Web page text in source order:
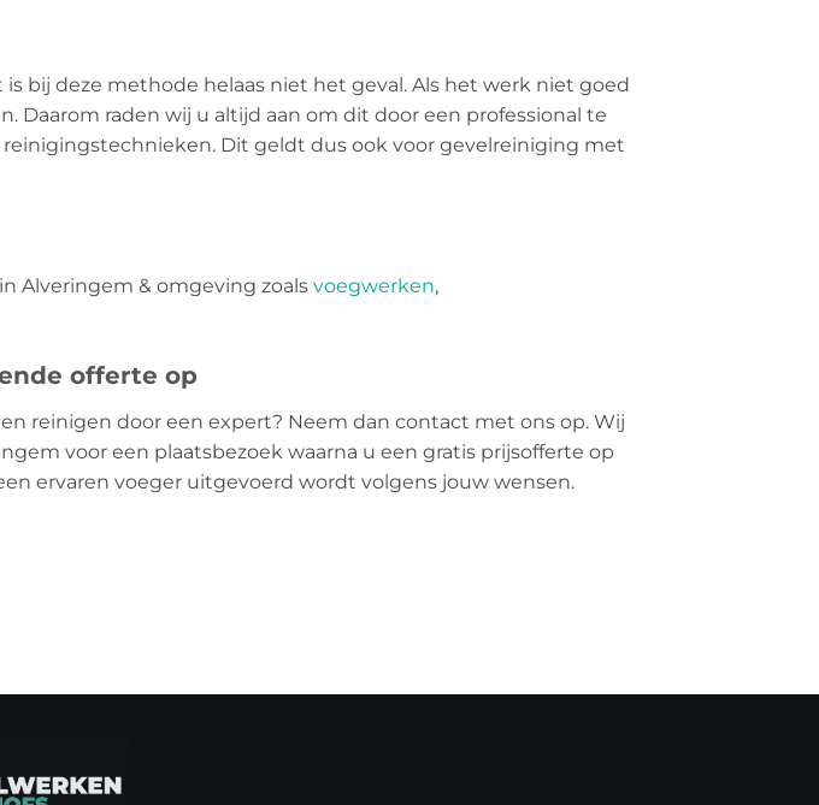
bij deze methode helaas niet het geval. Als het werk niet goed
Daarom raden wij u altijd aan om dit door een professional te
Dit geldt dus ook voor gevelreiniging met
Alveringem & omgeving zoals voegwerken,
offerte op
reinigen door een expert? Neem dan contact met ons op. Wij
voor een plaatsbezoek waarna u een gratis prijsofferte op
ervaren voeger uitgevoerd wordt volgens jouw wensen.